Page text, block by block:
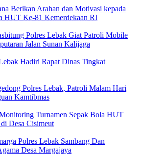
Berikan Arahan dan Motivasi kepada
HUT Ke-81 Kemerdekaan RI
Polres Lebak Giat Patroli Mobile
Jalan Sunan Kalijaga
Hadiri Rapat Dinas Tingkat
Polres Lebak, Patroli Malam Hari
Kamtibmas
Turnamen Sepak Bola HUT
Desa Cisimeut
Polres Lebak Sambang Dan
Desa Margajaya